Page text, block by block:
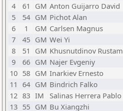
4
61 GM Anton Guijarro David
5
54 GM Pichot Alan
6
1 GM Carlsen Magnus
7
45 GM Wei Yi
8
51 GM Khusnutdinov Rustam
9
66 GM Najer Evgeniy
10 58 GM Inarkiev Ernesto
11
64 GM Bindrich Falko
12 83 IM Salinas Herrera Pablo
13 55 GM Bu Xiangzhi